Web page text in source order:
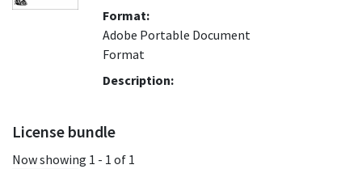
Format:
Adobe Portable Document
Format
Description:
License bundle
Now showing 1 - 1 of 1